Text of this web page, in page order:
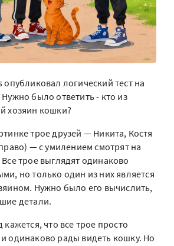
опубликовал логический тест на
было ответить - кто из
хозяин кошки?
трое друзей — Никита, Костя
— с умилением смотрят на
трое выглядят одинаково
но только один из них является
Нужно было его вычислить,
детали.
что все трое просто
одинаково рады видеть кошку. Но